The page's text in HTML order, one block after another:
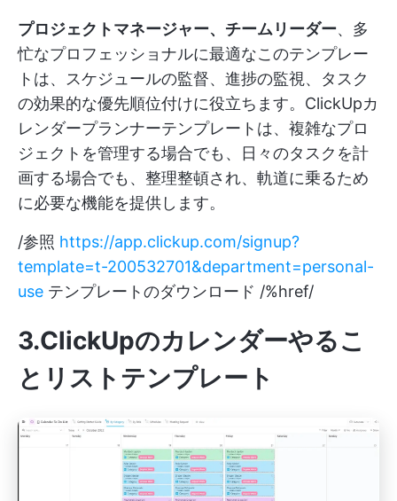
プロジェクトマネージャー、チームリーダー、多
忙なプロフェッショナルに最適なこのテンプレー
トは、スケジュールの監督、進捗の監視、タスク
の効果的な優先順位付けに役立ちます。ClickUpカ
レンダープランナーテンプレートは、複雑なプロ
ジェクトを管理する場合でも、日々のタスクを計
画する場合でも、整理整頓され、軌道に乗るため
に必要な機能を提供します。
/参照 https://app.clickup.com/signup?
template=t-200532701&department=personal-
use テンプレートのダウンロード /%href/
3.ClickUpのカレンダーやるこ
とリストテンプレート